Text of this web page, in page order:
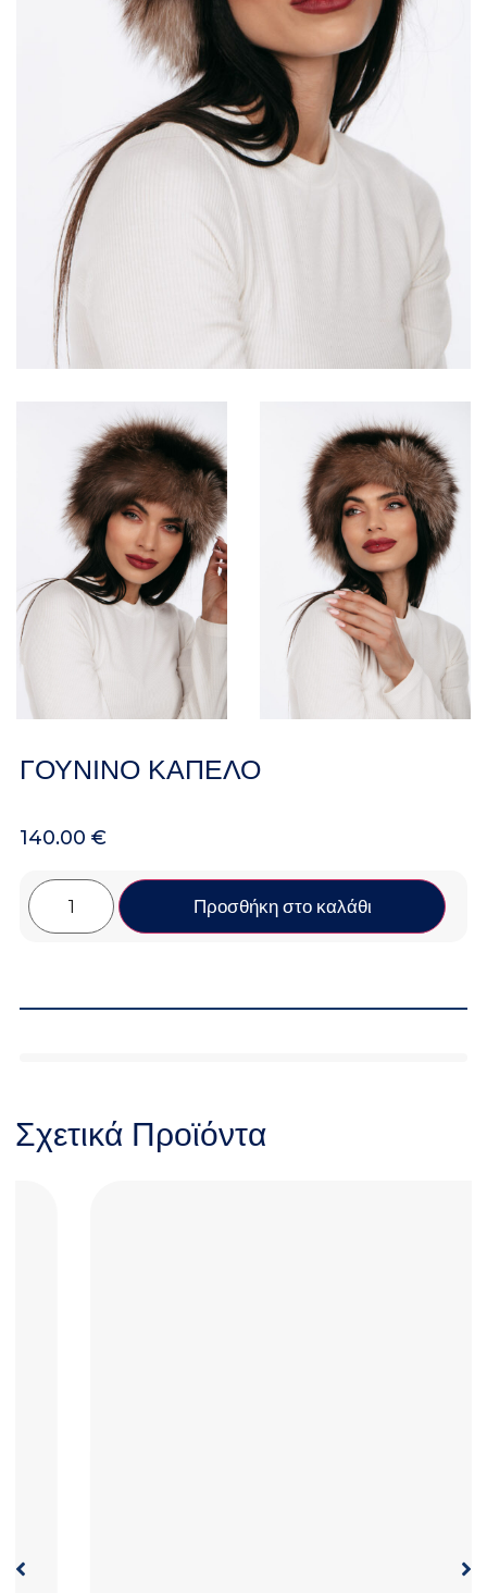
ΓΟΥΝΙΝΟ ΚΑΠΕΛΟ
140.00 €
Προσθήκη στο καλάθι
Σχετικά Προϊόντα